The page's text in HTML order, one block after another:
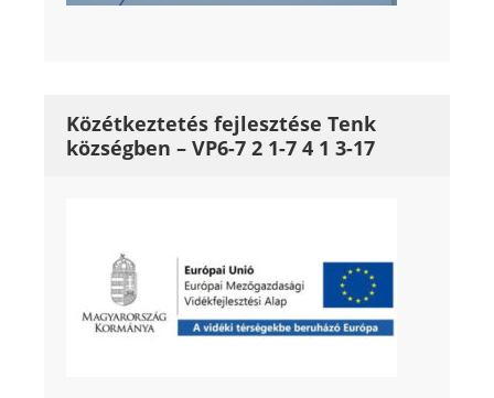
Közétkeztetés fejlesztése Tenk
községben – VP6-7 2 1-7 4 1 3-17